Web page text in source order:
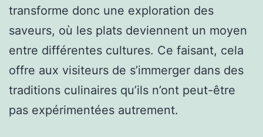
transforme donc une exploration des
saveurs, où les plats deviennent un moyen
entre différentes cultures. Ce faisant, cela
offre aux visiteurs de s’immerger dans des
traditions culinaires qu’ils n’ont peut-être
pas expérimentées autrement.